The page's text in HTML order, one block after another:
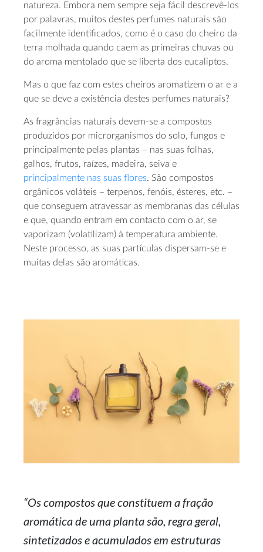
natureza. Embora nem sempre seja fácil descrevê-los
por palavras, muitos destes perfumes naturais são
facilmente identificados, como é o caso do cheiro da
terra molhada quando caem as primeiras chuvas ou
do aroma mentolado que se liberta dos eucaliptos.
Mas o que faz com estes cheiros aromatizem o ar e a
que se deve a existência destes perfumes naturais?
As fragrâncias naturais devem-se a compostos
produzidos por microrganismos do solo, fungos e
principalmente pelas plantas – nas suas folhas,
galhos, frutos, raízes, madeira, seiva e
principalmente nas suas flores. São compostos
orgânicos voláteis – terpenos, fenóis, ésteres, etc. –
que conseguem atravessar as membranas das células
e que, quando entram em contacto com o ar, se
vaporizam (volatilizam) à temperatura ambiente.
Neste processo, as suas partículas dispersam-se e
muitas delas são aromáticas.
“Os compostos que constituem a fração
aromática de uma planta são, regra geral,
sintetizados e acumulados em estruturas